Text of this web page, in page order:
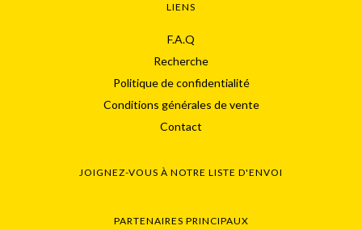
LIENS
F.A.Q
Recherche
Politique de confidentialité
Conditions générales de vente
Contact
JOIGNEZ-VOUS À NOTRE LISTE D'ENVOI
PARTENAIRES PRINCIPAUX